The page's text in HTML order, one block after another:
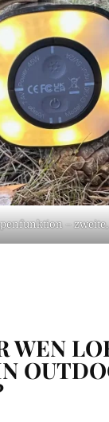
–
WEN